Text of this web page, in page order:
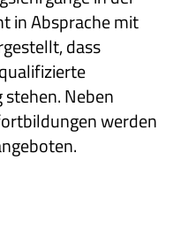
in Absprache mit
dass
Neben
werden